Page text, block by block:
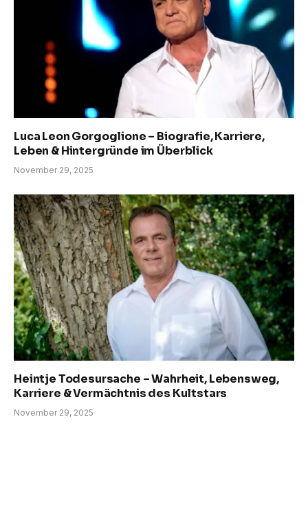
Luca Leon Gorgoglione – Biografie, Karriere,
Leben & Hintergründe im Überblick
November 29, 2025
Heintje Todesursache – Wahrheit, Lebensweg,
Karriere & Vermächtnis des Kultstars
November 29, 2025